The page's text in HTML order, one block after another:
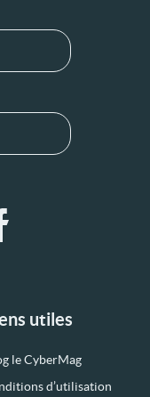
utiles
le CyberMag
d’utilisation